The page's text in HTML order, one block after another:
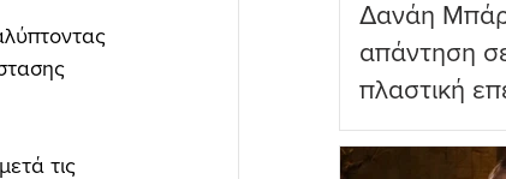
τις
Δανάη
απάντηση
πλαστική
ωραιότερο